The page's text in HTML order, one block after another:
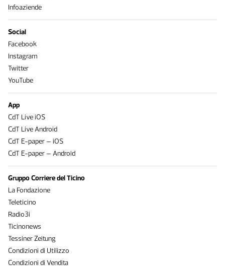
Infoaziende
Social
Facebook
Instagram
Twitter
YouTube
App
CdT Live iOS
CdT Live Android
CdT E-paper – iOS
CdT E-paper – Android
Gruppo Corriere del Ticino
La Fondazione
Teleticino
Radio3i
Ticinonews
Tessiner Zeitung
Condizioni di Utilizzo
Condizioni di Vendita